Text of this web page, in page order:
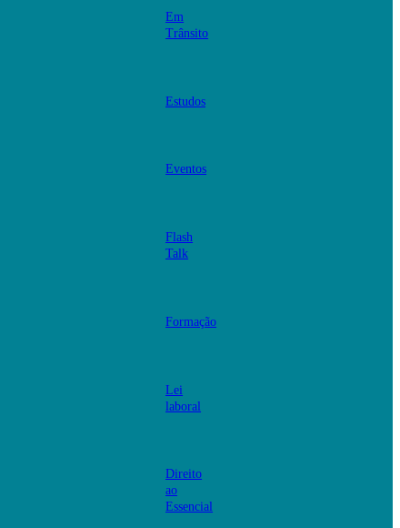
Em
Trânsito
Estudos
Eventos
Flash
Talk
Formação
Lei
laboral
Direito
ao
Essencial